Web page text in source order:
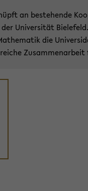
an be­stehen­de
Uni­ver­si­tät
die